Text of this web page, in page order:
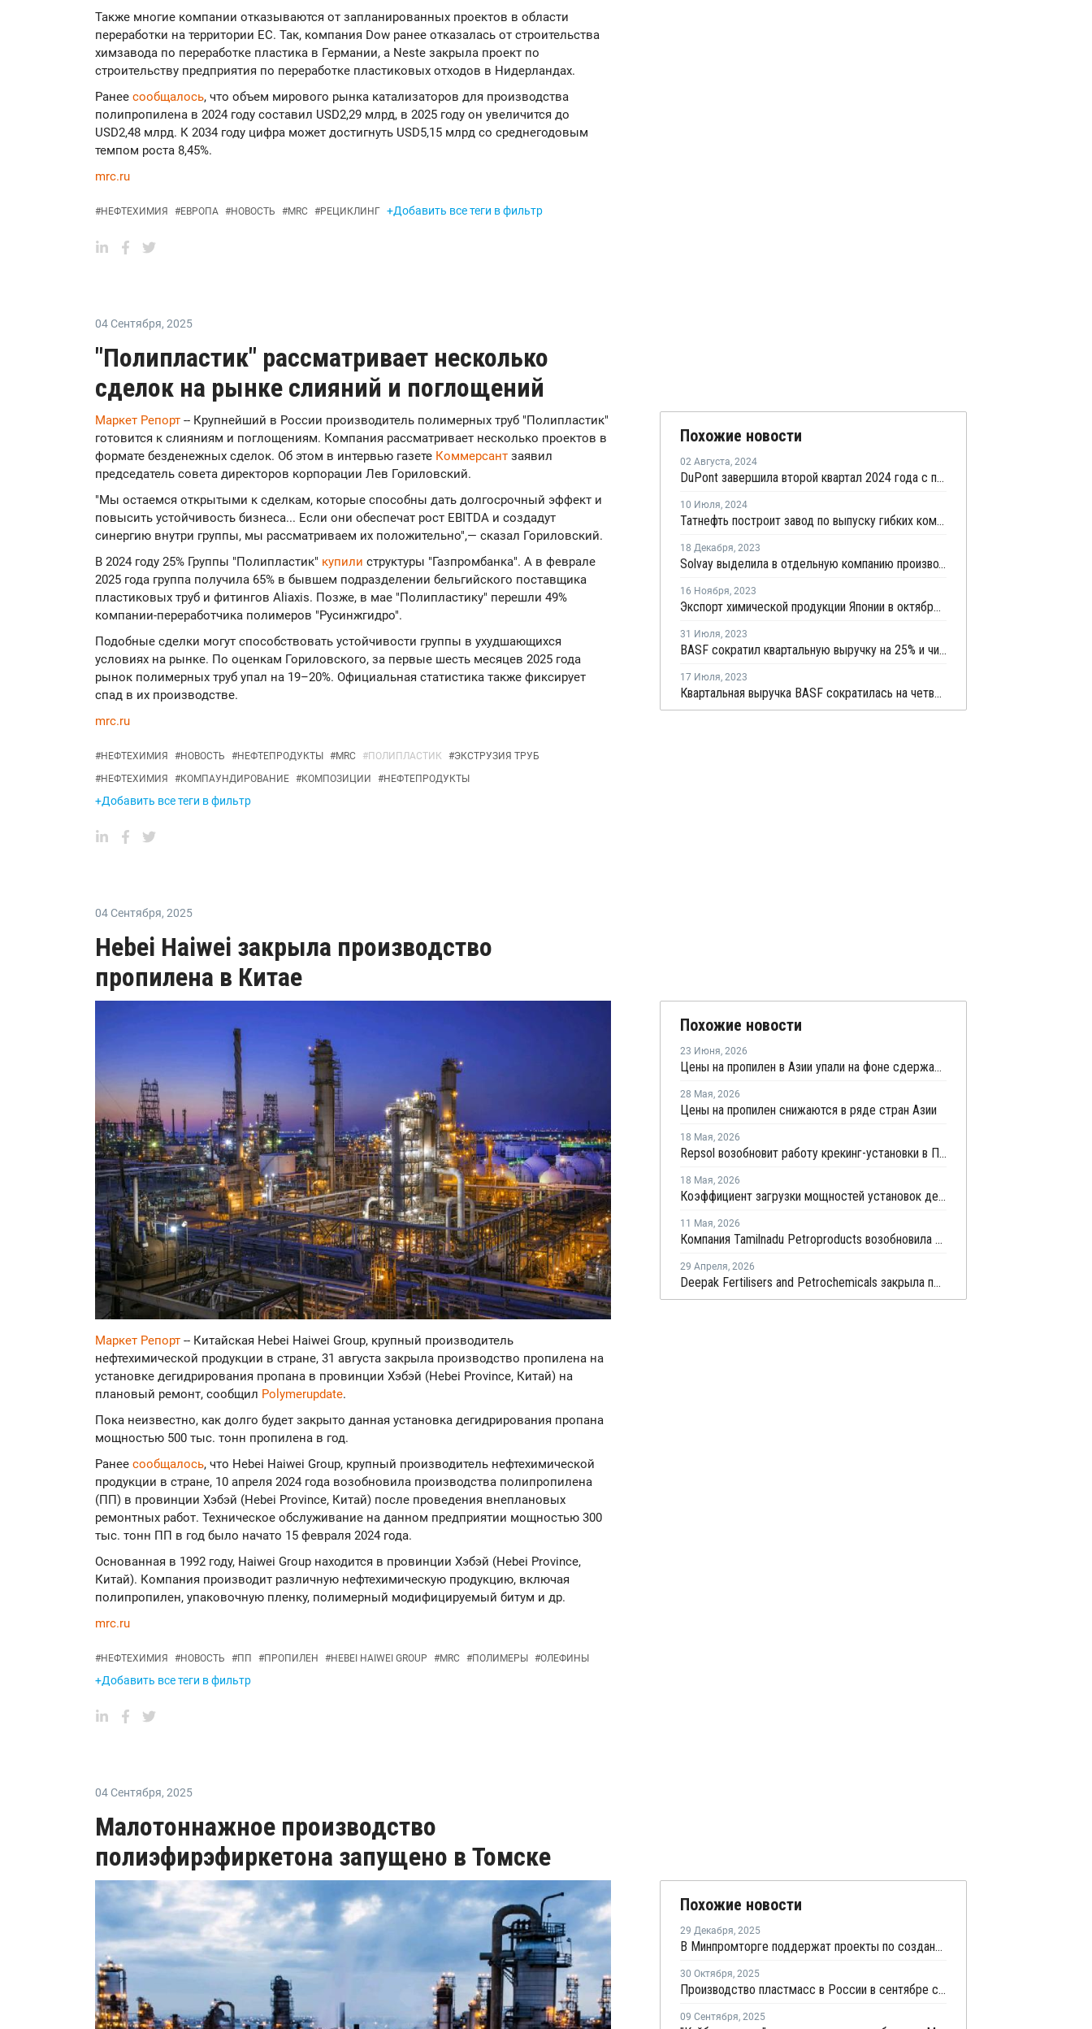
Также многие компании отказываются от запланированных проектов в области
переработки на территории ЕС. Так, компания Dow ранее отказалась от строительства
химзавода по переработке пластика в Германии, а Neste закрыла проект по
строительству предприятия по переработке пластиковых отходов в Нидерландах.
Ранее сообщалось, что объем мирового рынка катализаторов для производства
полипропилена в 2024 году составил USD2,29 млрд, в 2025 году он увеличится до
USD2,48 млрд. К 2034 году цифра может достигнуть USD5,15 млрд со среднегодовым
темпом роста 8,45%.
mrc.ru
#НЕФТЕХИМИЯ #ЕВРОПА #НОВОСТЬ #MRC #РЕЦИКЛИНГ +Добавить все теги в фильтр
04 Сентября, 2025
"Полипластик" рассматривает несколько
сделок на рынке слияний и поглощений
Маркет Репорт -- Крупнейший в России производитель полимерных труб "Полипластик"
готовится к слияниям и поглощениям. Компания рассматривает несколько проектов в
формате безденежных сделок. Об этом в интервью газете Коммерсант заявил
председатель совета директоров корпорации Лев Гориловский.
"Мы остаемся открытыми к сделкам, которые способны дать долгосрочный эффект и
повысить устойчивость бизнеса... Если они обеспечат рост EBITDA и создадут
синергию внутри группы, мы рассматриваем их положительно",— сказал Гориловский.
В 2024 году 25% Группы "Полипластик" купили структуры "Газпромбанка". А в феврале
2025 года группа получила 65% в бывшем подразделении бельгийского поставщика
пластиковых труб и фитингов Aliaxis. Позже, в мае "Полипластику" перешли 49%
компании-переработчика полимеров "Русинжгидро".
Подобные сделки могут способствовать устойчивости группы в ухудшающихся
условиях на рынке. По оценкам Гориловского, за первые шесть месяцев 2025 года
рынок полимерных труб упал на 19–20%. Официальная статистика также фиксирует
спад в их производстве.
mrc.ru
#НЕФТЕХИМИЯ #НОВОСТЬ #НЕФТЕПРОДУКТЫ #MRC #ПОЛИПЛАСТИК #ЭКСТРУЗИЯ ТРУБ
#НЕФТЕХИМИЯ #КОМПАУНДИРОВАНИЕ #КОМПОЗИЦИИ #НЕФТЕПРОДУКТЫ
+Добавить все теги в фильтр
Похожие новости
02 Августа, 2024
DuPont завершила второй квартал 2024 года с прибылью после убытка в 2023 году
10 Июля, 2024
Татнефть построит завод по выпуску гибких композитных труб
18 Декабря, 2023
Solvay выделила в отдельную компанию производство пластмасс
16 Ноября, 2023
Экспорт химической продукции Японии в октябре снизился на 7,9%
31 Июля, 2023
BASF сократил квартальную выручку на 25% и чистую прибыль - в 4 раза
17 Июля, 2023
Квартальная выручка BASF сократилась на четверть
04 Сентября, 2025
Hebei Haiwei закрыла производство
пропилена в Китае
Маркет Репорт -- Китайская Hebei Haiwei Group, крупный производитель
нефтехимической продукции в стране, 31 августа закрыла производство пропилена на
установке дегидрирования пропана в провинции Хэбэй (Hebei Province, Китай) на
плановый ремонт, сообщил Polymerupdate.
Пока неизвестно, как долго будет закрыто данная установка дегидрирования пропана
мощностью 500 тыс. тонн пропилена в год.
Ранее сообщалось, что Hebei Haiwei Group, крупный производитель нефтехимической
продукции в стране, 10 апреля 2024 года возобновила производства полипропилена
(ПП) в провинции Хэбэй (Hebei Province, Китай) после проведения внеплановых
ремонтных работ. Техническое обслуживание на данном предприятии мощностью 300
тыс. тонн ПП в год было начато 15 февраля 2024 года.
Основанная в 1992 году, Haiwei Group находится в провинции Хэбэй (Hebei Province,
Китай). Компания производит различную нефтехимическую продукцию, включая
полипропилен, упаковочную пленку, полимерный модифицируемый битум и др.
mrc.ru
#НЕФТЕХИМИЯ #НОВОСТЬ #ПП #ПРОПИЛЕН #HEBEI HAIWEI GROUP #MRC #ПОЛИМЕРЫ #ОЛЕФИНЫ
+Добавить все теги в фильтр
Похожие новости
23 Июня, 2026
Цены на пропилен в Азии упали на фоне сдержанной закупочной активности
28 Мая, 2026
Цены на пропилен снижаются в ряде стран Азии
18 Мая, 2026
Repsol возобновит работу крекинг-установки в Португалии в июне
18 Мая, 2026
Коэффициент загрузки мощностей установок дегидрированию пропана в Китае в мае снизится примерно до 50%
11 Мая, 2026
Компания Tamilnadu Petroproducts возобновила производство окиси пропилена
29 Апреля, 2026
Deepak Fertilisers and Petrochemicals закрыла производство изопропилового спирта из-за перебоев в поставках пропилена
04 Сентября, 2025
Малотоннажное производство
полиэфирэфиркетона запущено в Томске
Похожие новости
29 Декабря, 2025
В Минпромторге поддержат проекты по созданию сырья для выпуска полимерных волокон
30 Октября, 2025
Производство пластмасс в России в сентябре сократилось на 9,6%
09 Сентября, 2025